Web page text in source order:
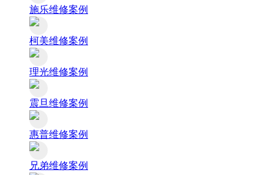
施乐维修案例
柯美维修案例
理光维修案例
震旦维修案例
惠普维修案例
兄弟维修案例